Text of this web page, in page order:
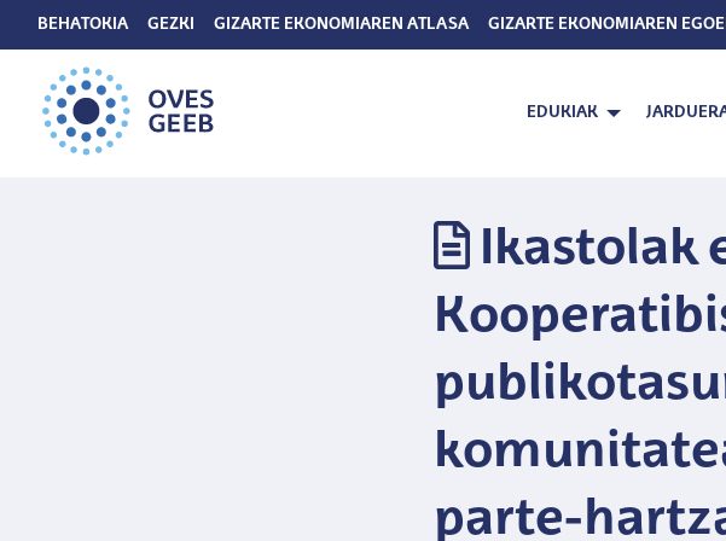
BEHATOKIA GEZKI GIZARTE EKONOMIAREN ATLASA GIZARTE EKONOMIAREN
EDUKIAK
Ikastolak
parte-